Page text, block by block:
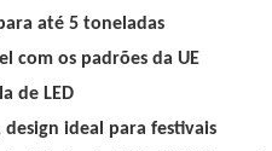
até 5 toneladas
com os padrões da UE
de LED
ideal para festivais